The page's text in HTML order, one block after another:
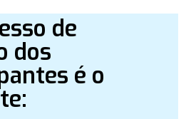
de
dos
é o